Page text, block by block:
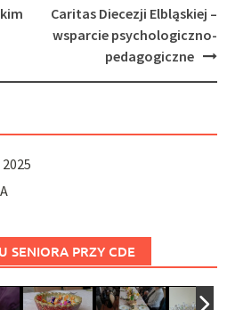
Caritas Diecezji Elbląskiej –
wsparcie psychologiczno-
pedagogiczne
SENIORA PRZY CDE